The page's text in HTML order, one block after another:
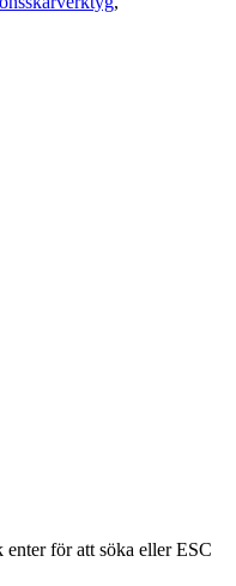
enter för att söka eller ESC